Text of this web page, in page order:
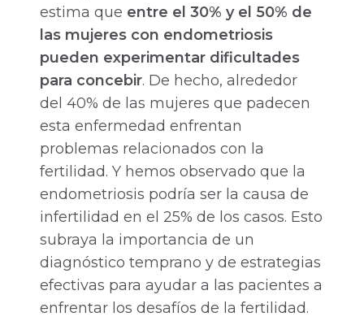
estima que entre el 30% y el 50% de
las mujeres con endometriosis
pueden experimentar dificultades
para concebir. De hecho, alrededor
del 40% de las mujeres que padecen
esta enfermedad enfrentan
problemas relacionados con la
fertilidad. Y hemos observado que la
endometriosis podría ser la causa de
infertilidad en el 25% de los casos. Esto
subraya la importancia de un
diagnóstico temprano y de estrategias
efectivas para ayudar a las pacientes a
enfrentar los desafíos de la fertilidad.